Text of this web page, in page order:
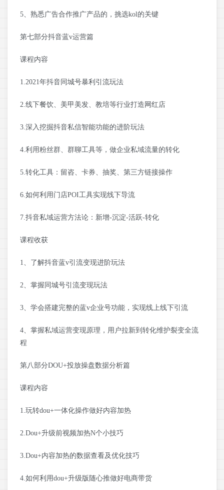
5、熟悉广告合作推广产品的，挑选kol的关键
第七部分抖音蓝v运营篇
课程内容
1.2021年抖音同城号暴利引流玩法
2.线下餐饮、美甲美发、教培等行业打造网红店
3.深入挖掘抖音私信智能功能的进阶玩法
4.利用粉丝群、群聊工具等，做企业私域流量的转化
5.转化工具：留咨、卡券、抽奖、第三方链接操作
6.如何利用门店POI工具实现线下导流
7.抖音私域运营方法论：新增-沉淀-活跃-转化
课程收获
1、了解抖音蓝v引流变现进阶玩法
2、掌握同城号引流变现玩法
3、学会搭建完整的蓝v企业号功能，实现线上线下引流
4、掌握私域运营变现原理，用户拉新到转化维护裂变全流
程
第八部分DOU+投放操盘数据分析篇
课程内容
1.玩转dou+一体化操作做好内容加热
2.Dou+升级前视频加热N个小技巧
3.Dou+内容加热的数据查看及优化技巧
4.如何利用dou+升级版随心推做好电商带货